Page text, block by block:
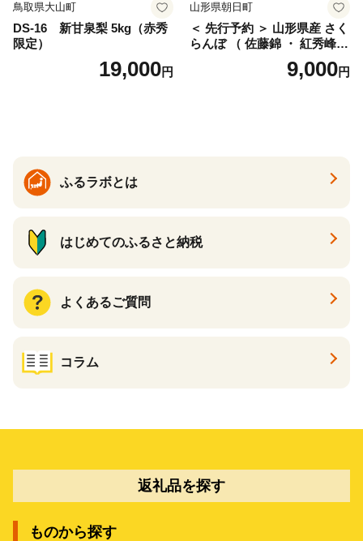
鳥取県大山町
DS-16 新甘泉梨 5kg（赤秀
限定）
19,000円
山形県朝日町
＜ 先行予約 ＞ 山形県産 さく
らんぼ （ 佐藤錦 ・ 紅秀峰
） ご家庭用 M以上 700g 【20
26年6月下旬から7月上旬発
9,000円
ふるラボとは
はじめてのふるさと納税
よくあるご質問
コラム
返礼品を探す
ものから探す